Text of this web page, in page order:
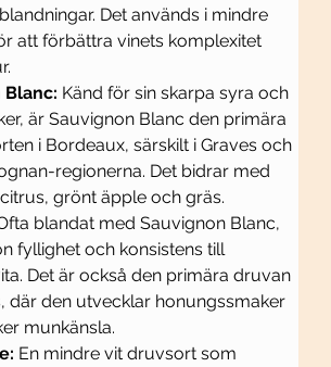
Det används i mindre
att förbättra vinets komplexitet
Blanc: Känd för sin skarpa syra och
är Sauvignon Blanc den primära
i Bordeaux, särskilt i Graves och
regionerna. Det bidrar med
grönt äpple och gräs.
blandat med Sauvignon Blanc,
fyllighet och konsistens till
Det är också den primära druvan
där den utvecklar honungssmaker
munkänsla.
En mindre vit druvsort som